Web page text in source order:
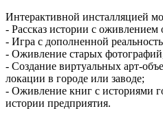
Интерактивной инсталляцией
- Рассказ истории с
- Игра с дополненной
- Оживление старых
- Создание виртуальных арт-
локации в городе или заводе;
- Оживление книг с историями
истории предприятия.